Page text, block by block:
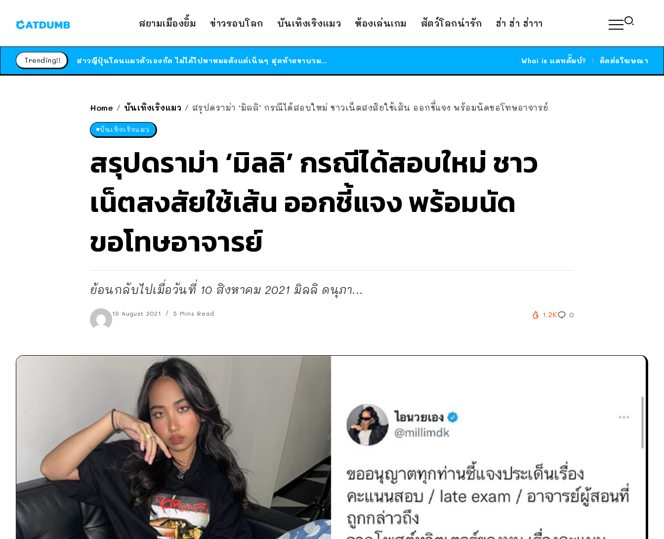
สยามเมืองยิ้ม ข่าวรอบโลก บันเทิงเริงแมว ห้องเล่นเกม สัตว์โลกน่ารัก ฮ่า ฮ่า ฮ่าาา
Trending!!
ร้านอาหารในนิวยอร์กประกาศปิดตัวลง หลังอยู่มานานกว่า 45 ปี ติดป้ายขอบคุณลูกค้าทุกคน แถมสูตรทำไวท์ซอสให้แบบจัดเต็ม
ได้เวลาเด็กหนวดรวมตัว RF Online Next เปิดให้เล่นแล้ว เกม Sci-Fi MMORPG ระดับตำนาน เล่นได้ทั้งมือถือและ PC Whai is แคทดั๊มบ์? ติดต่อโฆษณา
Home / บันเทิงเริงแมว / สรุปดราม่า ‘มิลลิ’ กรณีได้สอบใหม่ ชาวเน็ตสงสัยใช้เส้น ออกชี้แจง พร้อมนัดขอโทษอาจารย์
บันเทิงเริงแมว
สรุปดราม่า ‘มิลลิ’ กรณีได้สอบใหม่ ชาว
เน็ตสงสัยใช้เส้น ออกชี้แจง พร้อมนัด
ขอโทษอาจารย์
ย้อนกลับไปเมื่อวันที่ 10 สิงหาคม 2021 มิลลิ ดนุภา...
19 August 2021 5 Mins Read 1.2K 0